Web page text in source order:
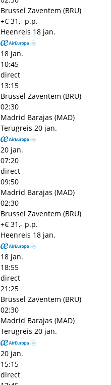
Brussel Zaventem (BRU)
+€ 31,- p.p.
Heenreis 18 jan.
18 jan.
10:45
direct
13:15
Brussel Zaventem (BRU)
02:30
Madrid Barajas (MAD)
Terugreis 20 jan.
20 jan.
07:20
direct
09:50
Madrid Barajas (MAD)
02:30
Brussel Zaventem (BRU)
+€ 31,- p.p.
Heenreis 18 jan.
18 jan.
18:55
direct
21:25
Brussel Zaventem (BRU)
02:30
Madrid Barajas (MAD)
Terugreis 20 jan.
20 jan.
15:15
direct